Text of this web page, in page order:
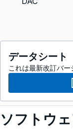
データシート
これは最新改訂バー
ソフトウ